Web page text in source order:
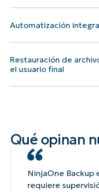
Automatización
Restauración de
el usuario final
Qué opinan
NinjaOne Backup
requiere